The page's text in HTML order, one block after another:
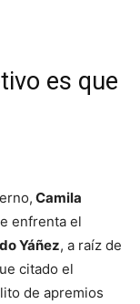
es que
Camila
enfrenta el
Yáñez, a raíz de
citado el
de apremios